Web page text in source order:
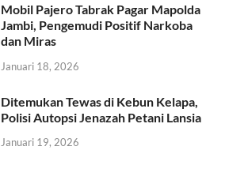
Mobil Pajero Tabrak Pagar Mapolda
Jambi, Pengemudi Positif Narkoba
dan Miras
Januari 18, 2026
Ditemukan Tewas di Kebun Kelapa,
Polisi Autopsi Jenazah Petani Lansia
Januari 19, 2026